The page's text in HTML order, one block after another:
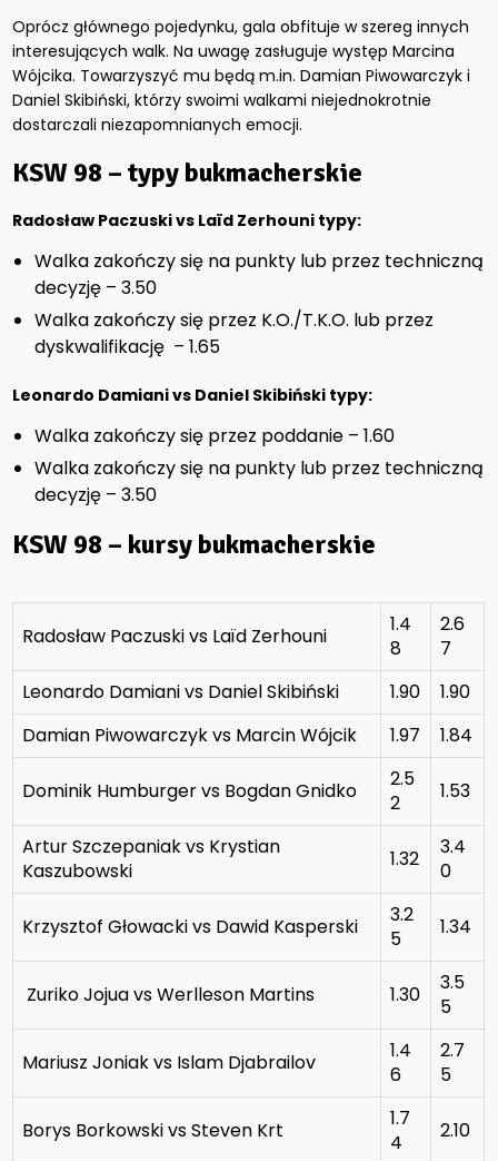
Oprócz głównego pojedynku, gala obfituje w szereg innych
interesujących walk. Na uwagę zasługuje występ Marcina
Wójcika. Towarzyszyć mu będą m.in. Damian Piwowarczyk i
Daniel Skibiński, którzy swoimi walkami niejednokrotnie
dostarczali niezapomnianych emocji.
KSW 98 – typy bukmacherskie
Radosław Paczuski vs Laïd Zerhouni typy:
Walka zakończy się na punkty lub przez techniczną
decyzję – 3.50
Walka zakończy się przez K.O./T.K.O. lub przez
dyskwalifikację – 1.65
Leonardo Damiani vs Daniel Skibiński typy:
Walka zakończy się przez poddanie – 1.60
Walka zakończy się na punkty lub przez techniczną
decyzję – 3.50
KSW 98 – kursy bukmacherskie
Radosław Paczuski vs Laïd Zerhouni
1.4
8
2.6
7
Leonardo Damiani vs Daniel Skibiński
1.90
1.90
Damian Piwowarczyk vs Marcin Wójcik
1.97 1.84
Dominik Humburger vs Bogdan Gnidko
2.5
2
1.53
Artur Szczepaniak vs Krystian
Kaszubowski
1.32
3.4
0
Krzysztof Głowacki vs Dawid Kasperski
3.2
5
1.34
Zuriko Jojua vs Werlleson Martins 1.30
3.5
5
Mariusz Joniak vs Islam Djabrailov
1.4
6
2.7
5
Borys Borkowski vs Steven Krt
1.7
4
2.10